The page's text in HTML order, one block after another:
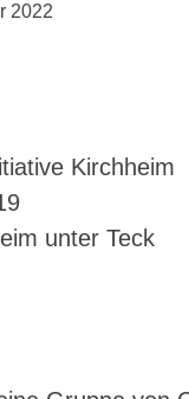
2022
Kirchheim
unter Teck